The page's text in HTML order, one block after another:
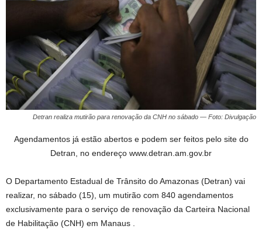
Detran realiza mutirão para renovação da CNH no sábado — Foto: Divulgação
Agendamentos já estão abertos e podem ser feitos pelo site do
Detran, no endereço www.detran.am.gov.br
O Departamento Estadual de Trânsito do Amazonas (Detran) vai
realizar, no sábado (15), um mutirão com 840 agendamentos
exclusivamente para o serviço de renovação da Carteira Nacional
de Habilitação (CNH) em Manaus .